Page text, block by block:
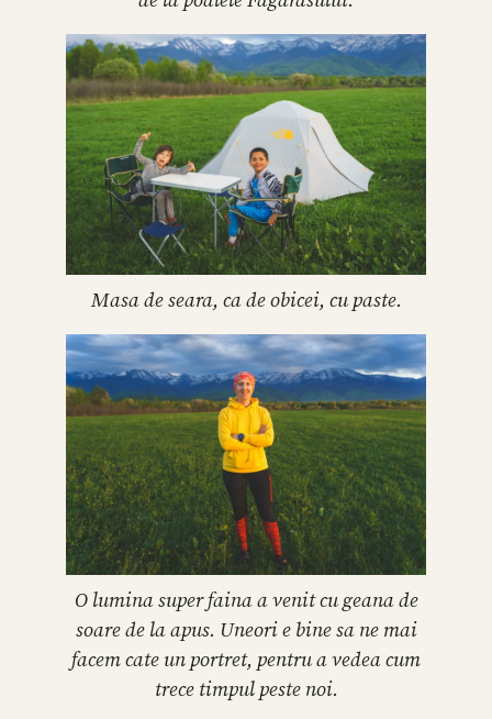
Masa de seara, ca de obicei, cu paste.
O lumina super faina a venit cu geana de
soare de la apus. Uneori e bine sa ne mai
facem cate un portret, pentru a vedea cum
trece timpul peste noi.